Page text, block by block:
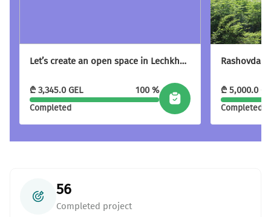
Champion the creation of a more hospitable environment for
Give more
With your support we will be able to provide more
changes and more development
Let’s create an open space in Lechkhumi
₾3,345.0GEL 100 %
Completed
₾5,000.0
Completed
56
Completed project